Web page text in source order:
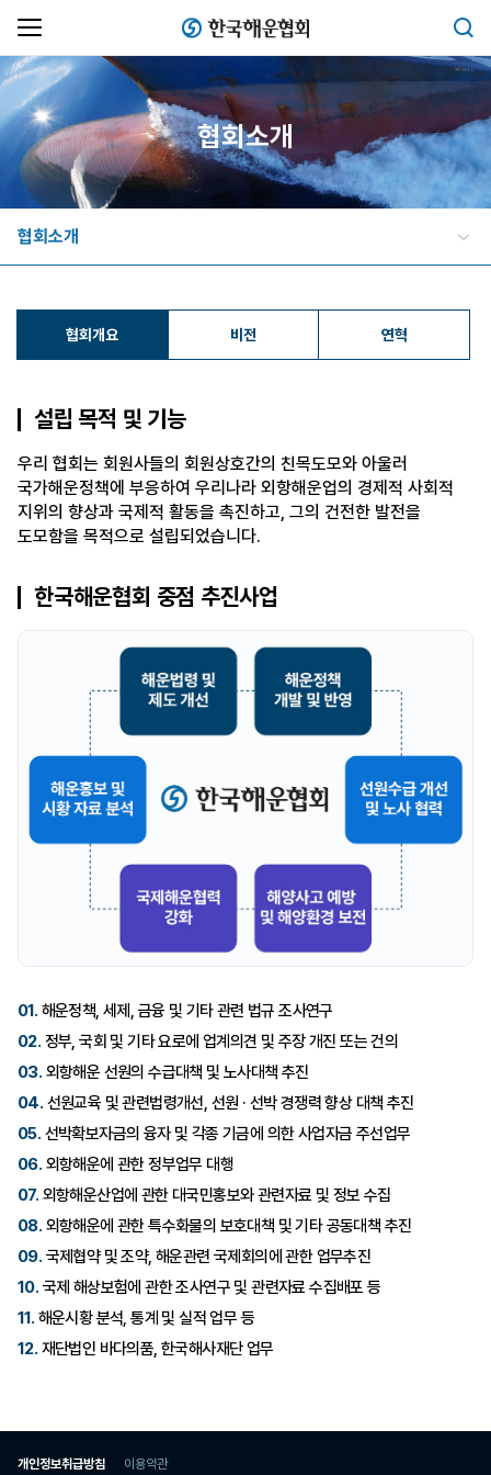
검색
한국해운협회
협회소개
협회소개
협회개요 비전 연혁
설립 목적 및 기능
우리 협회는 회원사들의 회원상호간의 친목도모와 아울러
국가해운정책에 부응하여 우리나라 외항해운업의 경제적 사회적
지위의 향상과 국제적 활동을 촉진하고, 그의 건전한 발전을
도모함을 목적으로 설립되었습니다.
한국해운협회 중점 추진사업
01. 해운정책, 세제, 금융 및 기타 관련 법규 조사연구
02. 정부, 국회 및 기타 요로에 업계의견 및 주장 개진 또는 건의
03. 외항해운 선원의 수급대책 및 노사대책 추진
04. 선원교육 및 관련법령개선, 선원 · 선박 경쟁력 향상 대책 추진
05. 선박확보자금의 융자 및 각종 기금에 의한 사업자금 주선업무
06. 외항해운에 관한 정부업무 대행
07. 외항해운산업에 관한 대국민홍보와 관련자료 및 정보 수집
08. 외항해운에 관한 특수화물의 보호대책 및 기타 공동대책 추진
09. 국제협약 및 조약, 해운관련 국제회의에 관한 업무추진
10. 국제 해상보험에 관한 조사연구 및 관련자료 수집배포 등
11. 해운시황 분석, 통계 및 실적 업무 등
12. 재단법인 바다의품, 한국해사재단 업무
개인정보취급방침 이용약관